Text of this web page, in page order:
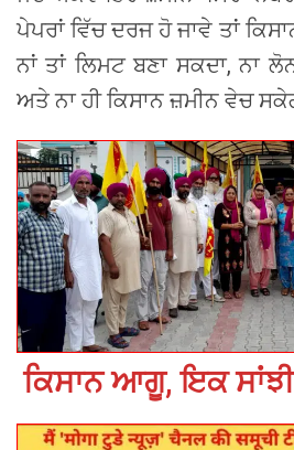
ਪੇਪਰਾਂ ਵਿੱਚ ਦਰਜ ਹੋ ਜਾਵੇ ਤਾਂ
ਨਾਂ ਤਾਂ ਲਿਮਟ ਬਣਾ ਸਕਦਾ, ਨਾ
ਅਤੇ ਨਾ ਹੀ ਕਿਸਾਨ ਜ਼ਮੀਨ ਵੇਚ
ਕਿਸਾਨ ਆਗੂ, ਇਕ